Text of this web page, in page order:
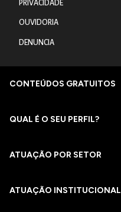
PRIVACIDADE
OUVIDORIA
DENUNCIA
CONTEÚDOS GRATUITOS
QUAL É O SEU PERFIL?
ATUAÇÃO POR SETOR
ATUAÇÃO INSTITUCIONAL